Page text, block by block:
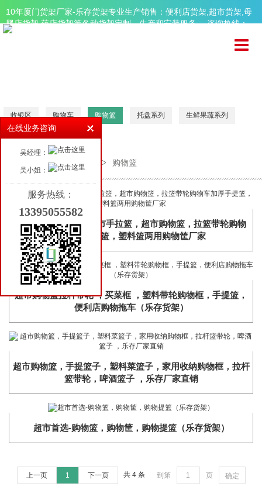
10年厦门货架厂家-乐存货架专业生产销售：便利店货架,超市货架,母
婴店货架,药店货架等各种货架定制、生产和安装服务。 咨询热线：
13395055582
首页
便利店货架
母婴店货架
周边设备
品牌案例
新闻资讯
货架商城
收银区 购物车 购物篮 托盘系列 生鲜果蔬系列
周边设备 购物篮
超市购物小拉篮 ，超市手拉篮，超市购物篮，拉篮带轮购物
车加厚手提篮，塑料篮两用购物筐厂家
超市购物篮拉杆带轮 ，买菜框 ，塑料带轮购物框，手提篮，
便利店购物拖车（乐存货架）
​超市购物篮，手提篮子，塑料菜篮子，家用收纳购物框，拉杆
篮带轮，啤酒篮子 ，乐存厂家直销
超市首选-购物篮，购物筐，购物提篮（乐存货架）
上一页 1 下一页 共 4 条 到第 页 确定
在线业务咨询
吴经理：
吴小姐：
服务热线：
13395055582